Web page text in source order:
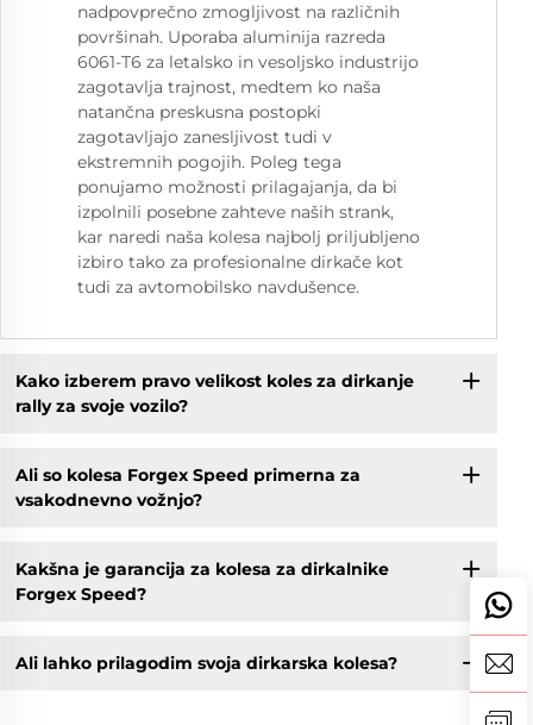
nadpovprečno zmogljivost na različnih
površinah. Uporaba aluminija razreda
6061-T6 za letalsko in vesoljsko industrijo
zagotavlja trajnost, medtem ko naša
natančna preskusna postopki
zagotavljajo zanesljivost tudi v
ekstremnih pogojih. Poleg tega
ponujamo možnosti prilagajanja, da bi
izpolnili posebne zahteve naših strank,
kar naredi naša kolesa najbolj priljubljeno
izbiro tako za profesionalne dirkače kot
tudi za avtomobilsko navdušence.
Kako izberem pravo velikost koles za dirkanje
rally za svoje vozilo?
Ali so kolesa Forgex Speed primerna za
vsakodnevno vožnjo?
Kakšna je garancija za kolesa za dirkalnike
Forgex Speed?
Ali lahko prilagodim svoja dirkarska kolesa?